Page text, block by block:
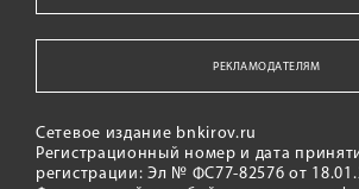
РЕКЛАМОДАТЕЛЯМ
Сетевое издание bnkirov.ru
Регистрационный номер и дата
регистрации: Эл № ФС77-82576 от